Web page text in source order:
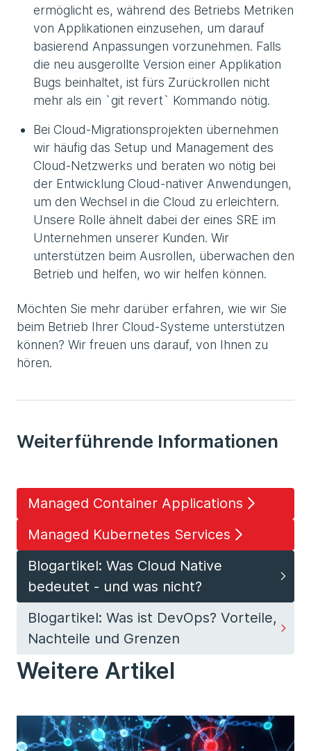
ermöglicht es, während des Betriebs Metriken
von Applikationen einzusehen, um darauf
basierend Anpassungen vorzunehmen. Falls
die neu ausgerollte Version einer Applikation
Bugs beinhaltet, ist fürs Zurückrollen nicht
mehr als ein `git revert` Kommando nötig.
Bei Cloud-Migrationsprojekten übernehmen
wir häufig das Setup und Management des
Cloud-Netzwerks und beraten wo nötig bei
der Entwicklung Cloud-nativer Anwendungen,
um den Wechsel in die Cloud zu erleichtern.
Unsere Rolle ähnelt dabei der eines SRE im
Unternehmen unserer Kunden. Wir
unterstützen beim Ausrollen, überwachen den
Betrieb und helfen, wo wir helfen können.
Möchten Sie mehr darüber erfahren, wie wir Sie
beim Betrieb Ihrer Cloud-Systeme unterstützen
können? Wir freuen uns darauf, von Ihnen zu
hören.
Weiterführende Informationen
Managed Container Applications
Managed Kubernetes Services
Blogartikel: Was Cloud Native
bedeutet - und was nicht?
Blogartikel: Was ist DevOps? Vorteile,
Nachteile und Grenzen
Weitere Artikel